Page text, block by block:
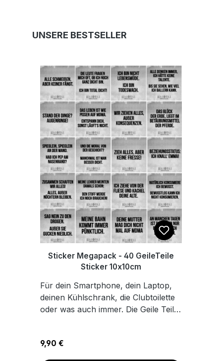
Produktgalerie überspringen
UNSERE BESTSELLER
Sticker Megapack - 40 GeileTeile
Sticker 10x10cm
Für dein Smartphone, dein Laptop,
deinen Kühlschrank, die Clubtoilette
oder was auch immer. Die Geile Teile
oder die Feier Motive. Die Druffkleber
Regulärer Preis:
9,90 €